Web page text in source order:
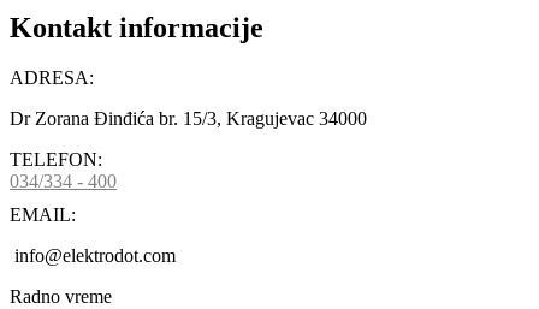
Kontakt informacije
ADRESA:
Dr Zorana Đinđića br. 15/3, Kragujevac 34000
TELEFON:
034/334 - 400
EMAIL:
info@elektrodot.com
Radno vreme